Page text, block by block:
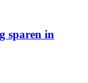
sparen in